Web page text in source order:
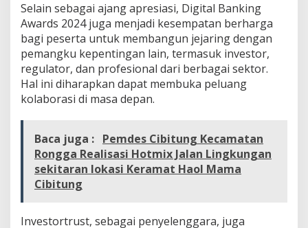
Selain sebagai ajang apresiasi, Digital Banking
Awards 2024 juga menjadi kesempatan berharga
bagi peserta untuk membangun jejaring dengan
pemangku kepentingan lain, termasuk investor,
regulator, dan profesional dari berbagai sektor.
Hal ini diharapkan dapat membuka peluang
kolaborasi di masa depan.
Baca juga : Pemdes Cibitung Kecamatan
Rongga Realisasi Hotmix Jalan Lingkungan
sekitaran lokasi Keramat Haol Mama
Cibitung
Investortrust, sebagai penyelenggara, juga